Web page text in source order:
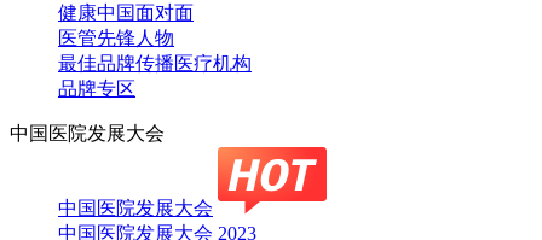
健康中国面对面
医管先锋人物
最佳品牌传播医疗机构
品牌专区
中国医院发展大会
中国医院发展大会
中国医院发展大会 2023